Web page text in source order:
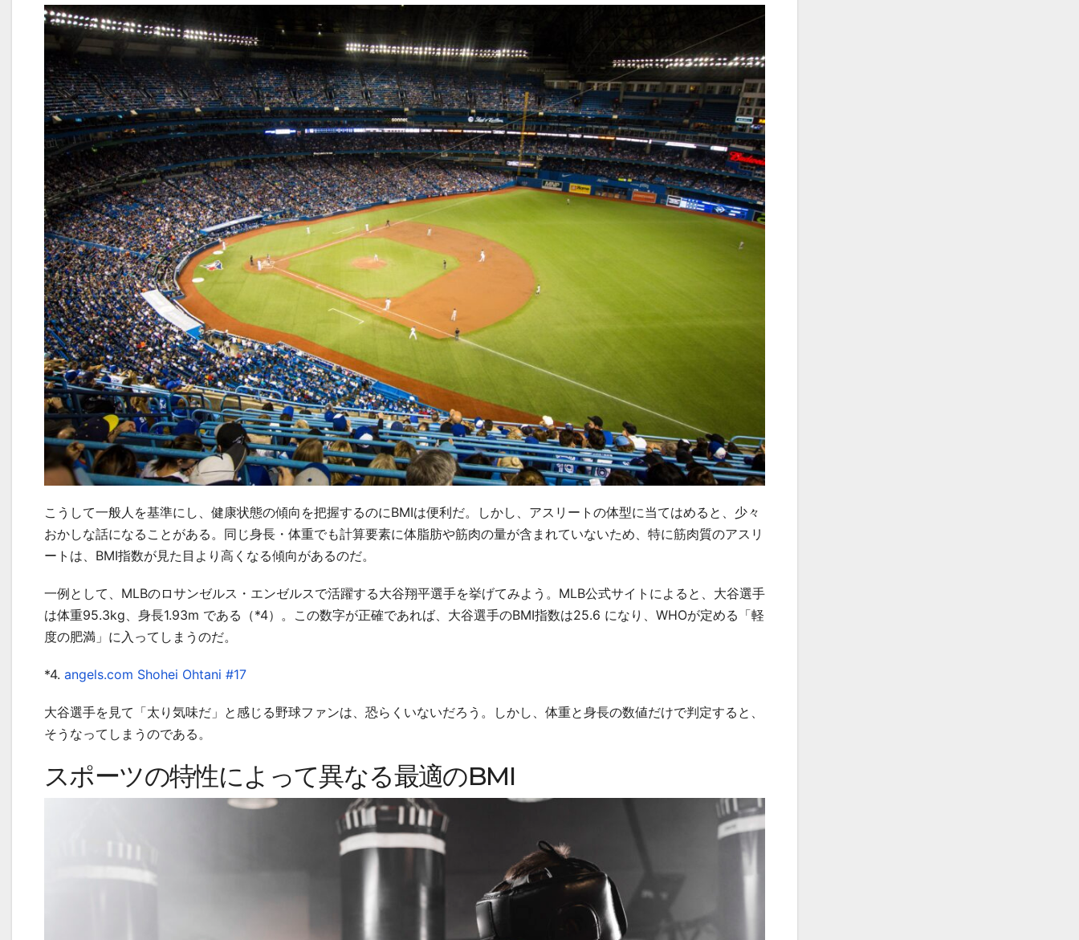
こうして一般人を基準にし、健康状態の傾向を把握するのにBMIは便利だ。しかし、アスリートの体型に当てはめると、少々
おかしな話になることがある。同じ身長・体重でも計算要素に体脂肪や筋肉の量が含まれていないため、特に筋肉質のアスリ
ートは、BMI指数が見た目より高くなる傾向があるのだ。
一例として、MLBのロサンゼルス・エンゼルスで活躍する大谷翔平選手を挙げてみよう。MLB公式サイトによると、大谷選手
は体重95.3kg、身長1.93m である（*4）。この数字が正確であれば、大谷選手のBMI指数は25.6 になり、WHOが定める「軽
度の肥満」に入ってしまうのだ。
*4. angels.com Shohei Ohtani #17
大谷選手を見て「太り気味だ」と感じる野球ファンは、恐らくいないだろう。しかし、体重と身長の数値だけで判定すると、
そうなってしまうのである。
スポーツの特性によって異なる最適のBMI